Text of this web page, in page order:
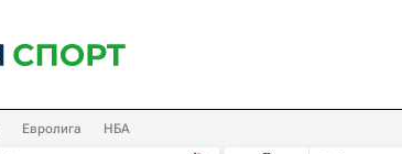
Евролига НБА